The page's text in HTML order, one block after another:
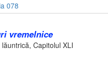
078
vremelnice
Capitolul XLI